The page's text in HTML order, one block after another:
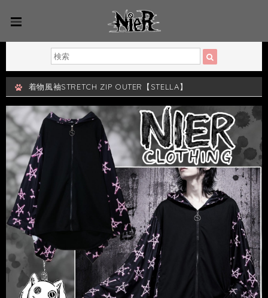
着物風袖STRETCH ZIP OUTER【STELLA】